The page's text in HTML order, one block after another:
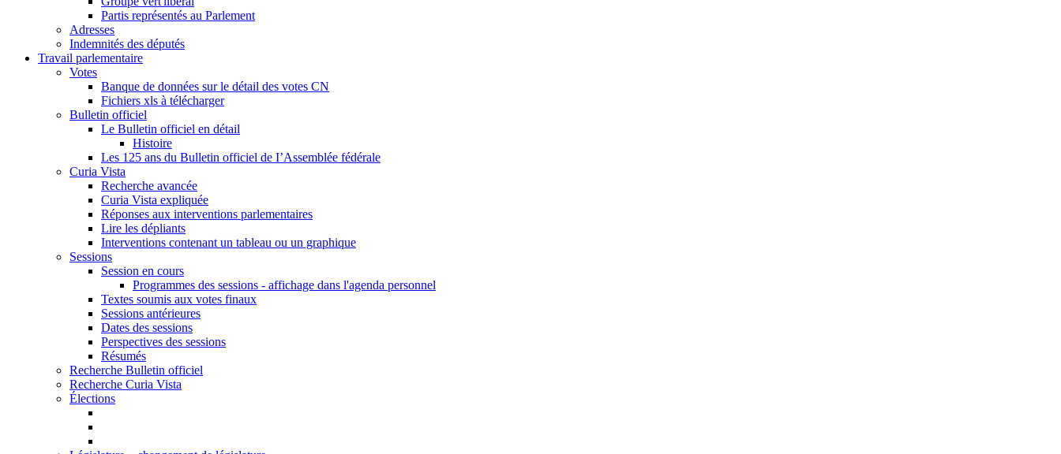
Partis représentés au Parlement
Adresses
Indemnités des députés
Travail parlementaire
Votes
Banque de données sur le détail des votes CN
Fichiers xls à télécharger
Bulletin officiel
Le Bulletin officiel en détail
Histoire
Les 125 ans du Bulletin officiel de I’Assemblée fédérale
Curia Vista
Recherche avancée
Curia Vista expliquée
Réponses aux interventions parlementaires
Lire les dépliants
Interventions contenant un tableau ou un graphique
Sessions
Session en cours
Programmes des sessions - affichage dans l'agenda personnel
Textes soumis aux votes finaux
Sessions antérieures
Dates des sessions
Perspectives des sessions
Résumés
Recherche Bulletin officiel
Recherche Curia Vista
Élections